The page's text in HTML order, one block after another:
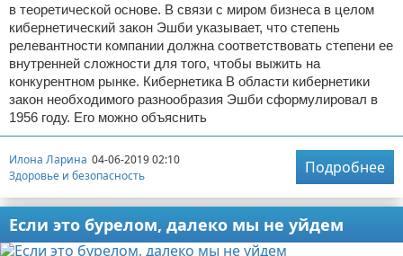
в теоретической основе. В связи с миром бизнеса в целом
кибернетический закон Эшби указывает, что степень
релевантности компании должна соответствовать степени ее
внутренней сложности для того, чтобы выжить на
конкурентном рынке. Кибернетика В области кибернетики
закон необходимого разнообразия Эшби сформулировал в
1956 году. Его можно объяснить
Илона Ларина 04-06-2019 02:10
Здоровье и безопасность
Подробнее
Если это бурелом, далеко мы не уйдем